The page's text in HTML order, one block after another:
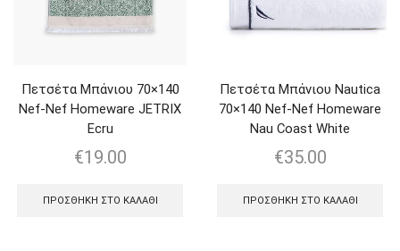
Πετσέτα Μπάνιου 70×140
Nef-Nef Homeware JETRIX
Ecru
€19.00
ΠΡΟΣΘΉΚΗ ΣΤΟ ΚΑΛΆΘΙ
Πετσέτα Μπάνιου Nautica
70×140 Nef-Nef Homeware
Nau Coast White
€35.00
ΠΡΟΣΘΉΚΗ ΣΤΟ ΚΑΛΆΘΙ